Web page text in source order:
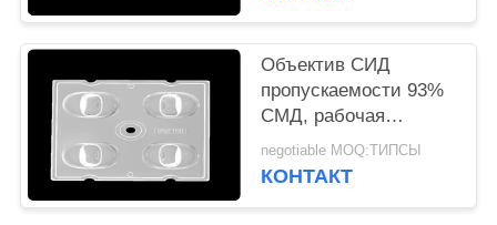
Объектив СИД
пропускаемости 93%
СМД, рабочая
температура оптики
рефлекторов СИД под
negotiable MOQ:ТИПСЫ
КОНТАКТ